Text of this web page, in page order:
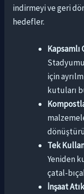
indirmeyi ve geri
hedefler.
Kapsamlı
için
kutuları
Tek
Yeniden
çatal-
İnşaat